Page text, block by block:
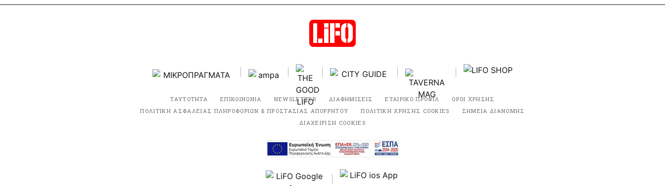
ΤΑΥΤΟΤΗΤΑ ΕΠΙΚΟΙΝΩΝΙΑ NEWSLETTER ΔΙΑΦΗΜΙΣΕΙΣ ΕΤΑΙΡΙΚΟ ΠΡΟΦΙΛ
ΟΡΟΙ ΧΡΗΣΗΣ
ΠΟΛΙΤΙΚΗ ΑΣΦΑΛΕΙΑΣ ΠΛΗΡΟΦΟΡΙΩΝ & ΠΡΟΣΤΑΣΙΑΣ ΑΠΟΡΡΗΤΟΥ
ΠΟΛΙΤΙΚΗ ΧΡΗΣΗΣ COOKIES
ΣΗΜΕΙΑ ΔΙΑΝΟΜΗΣ
ΔΙΑΧΕΙΡΙΣΗ COOKIES